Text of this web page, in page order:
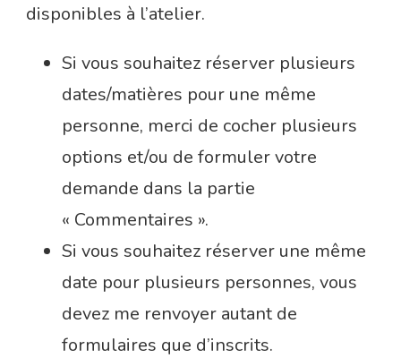
disponibles à l’atelier.
Si vous souhaitez réserver plusieurs
dates/matières pour une même
personne, merci de cocher plusieurs
options et/ou de formuler votre
demande dans la partie
« Commentaires ».
Si vous souhaitez réserver une même
date pour plusieurs personnes, vous
devez me renvoyer autant de
formulaires que d’inscrits.